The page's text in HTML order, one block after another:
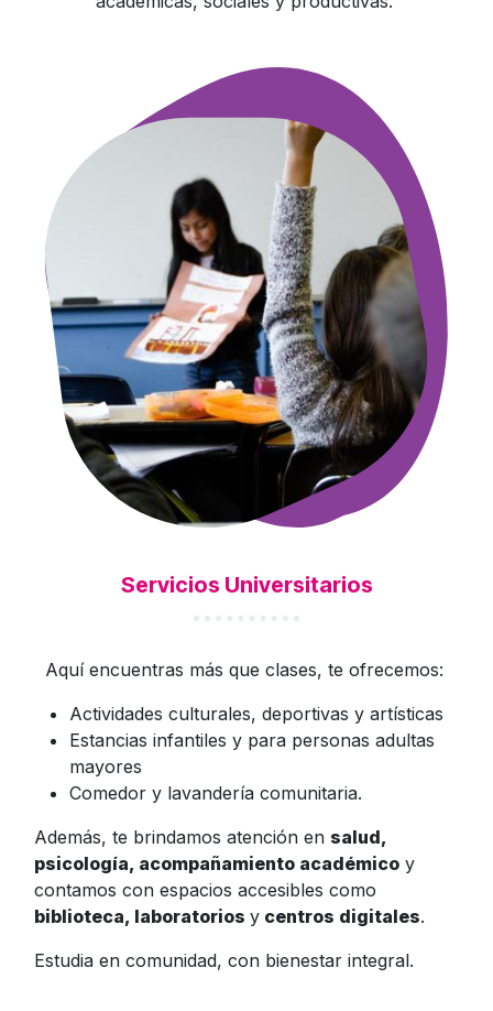
Servicios Universitarios
Aquí encuentras más que clases, te ofrecemos:
Actividades culturales, deportivas y artísticas
Estancias infantiles y para personas adultas
mayores
Comedor y lavandería comunitaria.
Además, te brindamos atención en salud,
psicología, acompañamiento académico y
contamos con espacios accesibles como
biblioteca, laboratorios y centros digitales.
Estudia en comunidad, con bienestar integral.